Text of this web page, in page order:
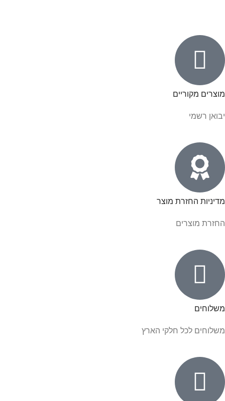
מוצרים מקוריים
יבואן רשמי
מדיניות החזרת מוצר
החזרת מוצרים
משלוחים
משלוחים לכל חלקי הארץ